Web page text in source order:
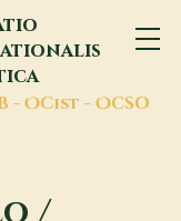
- OCist - OCSO